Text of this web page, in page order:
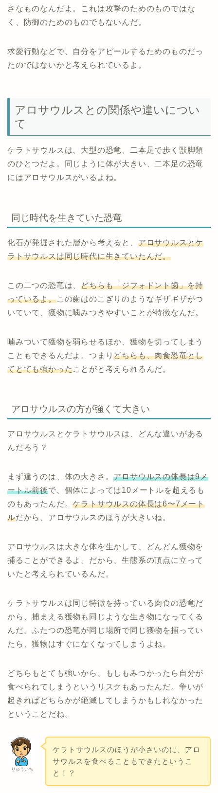
さなものなんだよ。これは攻撃のためのものではな
く、防御のためのものでもないんだ。
求愛行動などで、自分をアピールするためのものだっ
たのではないかと考えられているよ。
アロサウルスとの関係や違いについ
て
ケラトサウルスは、大型の恐竜、二本足で歩く獣脚類
のひとつだよ。同じように体が大きい、二本足の恐竜
にはアロサウルスがいるよね。
同じ時代を生きていた恐竜
化石が発掘された層から考えると、 アロサウルスとケ
ラトサウルスは同じ時代に生きていたんだ。
この二つの恐竜は、どちらも「ジフォドント歯」を持
っているよ。この歯はのこぎりのようなギザギザがつ
いていて、獲物に噛みつきやすいことが特徴なんだ。
噛みついて獲物を弱らせるほか、獲物を切ってしまう
こともできるんだよ。つまりどちらも、肉食恐竜とし
てとても強かったことがと考えられるんだ。
アロサウルスの方が強くて大きい
アロサウルスとケラトサウルスは、どんな違いがある
んだろう？
まず違うのは、体の大きさ。アロサウルスの体長は9メ
ートル前後で、個体によっては10メートルを超えるも
のもあったんだ。ケラトサウルスの体長は6〜7メート
ルだから、アロサウルスのほうが大きいね。
アロサウルスは大きな体を生かして、どんどん獲物を
捕ることができるよ。だから、生態系の頂点に立って
いたと考えられているんだ。
ケラトサウルスは同じ特徴を持っている肉食の恐竜だ
から、捕まえる獲物も同じような生き物になってくる
んだ。ふたつの恐竜が同じ場所で同じ獲物を捕ってい
たら、獲物はすぐになくなってしまうよね。
どちらもとても強いから、もしもみつかったら自分が
食べられてしまうというリスクもあったんだ。争いが
起きればどちらかが絶滅してしまうかもしれなかった
ということだね。
りゅういち
ケラトサウルスのほうが小さいのに、アロ
サウルスを食べることもできたというこ
と！？